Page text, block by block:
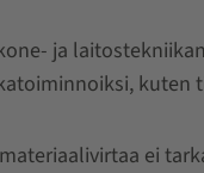
ja
kuten
ei